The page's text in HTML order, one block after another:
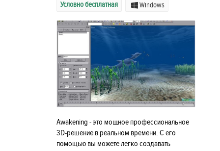
Условно бесплатная Windows
Awakening - это мощное профессиональное
3D-решение в реальном времени. С его
помощью вы можете легко создавать